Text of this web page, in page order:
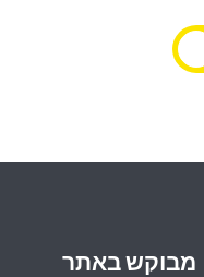
מבוקש באתר